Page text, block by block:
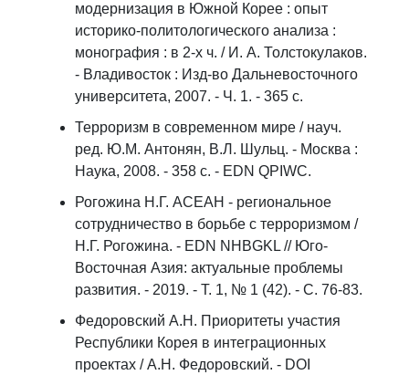
модернизация в Южной Корее : опыт
историко-политологического анализа :
монография : в 2-х ч. / И. А. Толстокулаков.
- Владивосток : Изд-во Дальневосточного
университета, 2007. - Ч. 1. - 365 с.
Терроризм в современном мире / науч.
ред. Ю.М. Антонян, В.Л. Шульц. - Москва :
Наука, 2008. - 358 с. - EDN QPIWC.
Рогожина Н.Г. АСЕАН - региональное
сотрудничество в борьбе с терроризмом /
Н.Г. Рогожина. - EDN NHBGKL // Юго-
Восточная Азия: актуальные проблемы
развития. - 2019. - Т. 1, № 1 (42). - С. 76-83.
Федоровский А.Н. Приоритеты участия
Республики Корея в интеграционных
проектах / А.Н. Федоровский. - DOI